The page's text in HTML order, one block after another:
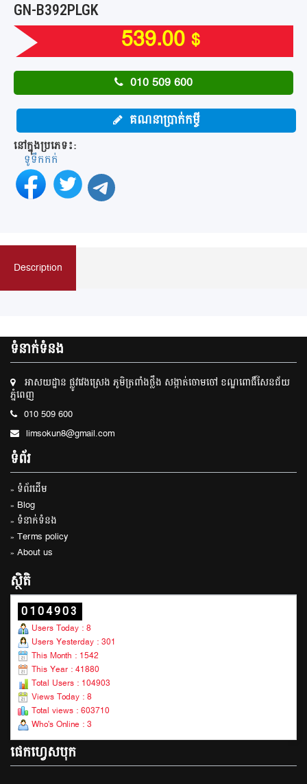
GN-B392PLGK
539.00 $
010 509 600
គណនាប្រាក់កម្ចី
នៅក្នុងប្រភេទ៖:
ទូទឹកកក់
Description
ទំនាក់ទំនង
អាសយដ្ឋាន ផ្លូវវេងស្រេង ភូមិត្រពាំងថ្លឹង សង្កាត់ចោមចៅ ខណ្ឌពោធិ៍សែនជ័យ
ភ្នំពេញ
010 509 600
limsokun8@gmail.com
ទំព័រ
» ទំព័រដើម
» Blog
» ទំនាក់ទំនង
» Terms policy
» About us
ស្ថិតិ
0104903
Users Today : 8
Users Yesterday : 301
This Month : 1542
This Year : 41880
Total Users : 104903
Views Today : 8
Total views : 603710
Who's Online : 3
ផេកហ្វេសបុក